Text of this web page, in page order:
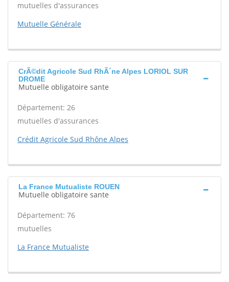
mutuelles d'assurances
Mutuelle Générale
CrÃ©dit Agricole Sud RhÃ´ne Alpes LORIOL SUR
DROME
Mutuelle obligatoire sante
Département: 26
mutuelles d'assurances
Crédit Agricole Sud Rhône Alpes
La France Mutualiste ROUEN
Mutuelle obligatoire sante
Département: 76
mutuelles
La France Mutualiste